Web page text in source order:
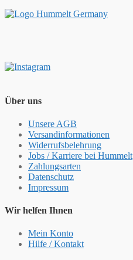
Über uns
Unsere AGB
Versandinformationen
Widerrufsbelehrung
Jobs / Karriere bei Hummelt
Zahlungsarten
Datenschutz
Impressum
Wir helfen Ihnen
Mein Konto
Hilfe / Kontakt